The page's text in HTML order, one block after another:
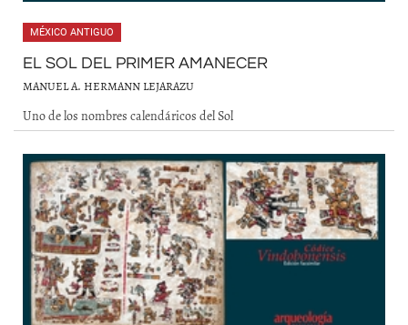
MÉXICO ANTIGUO
EL SOL DEL PRIMER AMANECER
MANUEL A. HERMANN LEJARAZU
Uno de los nombres calendáricos del Sol